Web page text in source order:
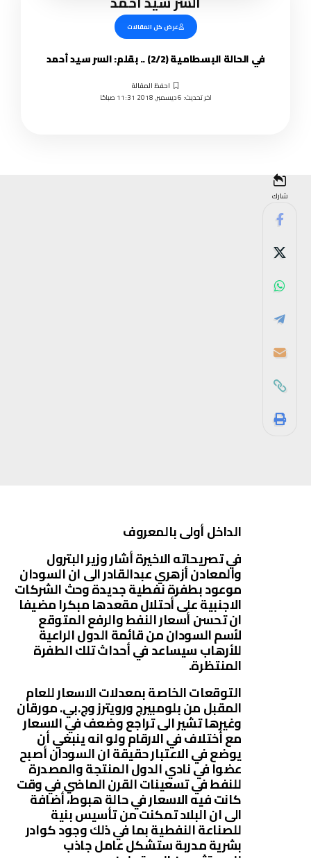
عرض كل المقالات
في الحالة البسطامية (2/2) .. بقلم: السر سيد أحمد
اخر تحديث: 6 ديسمبر, 2018 11:31 صباحًا
شارك
الداخل أولى بالمعروف
في تصريحاته الاخيرة أشار وزير البترول
والمعادن أزهري عبدالقادر الى ان السودان
موعود بطفرة نفطية جديدة وحث الشركات
الاجنبية على أحتلال مقعدها مبكرا مضيفا
ان تحسن أسعار النفط والرفع المتوقع
لأسم السودان من قائمة الدول الراعية
للأرهاب سيساعد في أحداث تلك الطفرة
المنتظرة.
التوقعات الخاصة بمعدلات الاسعار للعام
المقبل من بلومبيرج ورويترز وج.بي. مورقان
وغيرها تشير الى تراجع وضعف في الاسعار
مع أختلاف في الارقام ولو انه ينبغي أن
يوضع في الاعتبار حقيقة ان السودان أصبح
عضوا في نادي الدول المنتجة والمصدرة
للنفط في تسعينات القرن الماضي في وقت
كانت فيه الاسعار في حالة هبوط، أضافة
الى ان البلاد تمكنت من تأسيس بنية
للصناعة النفطية بما في ذلك وجود كوادر
بشرية مدربة ستشكل عامل جاذب